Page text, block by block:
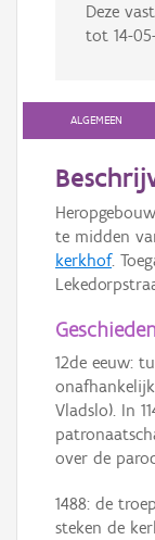
Deze
tot 14-
ALGEMEEN
te midden
kerkhof.
12de eeuw:
Vladslo). In
over de
1488: de
steken de